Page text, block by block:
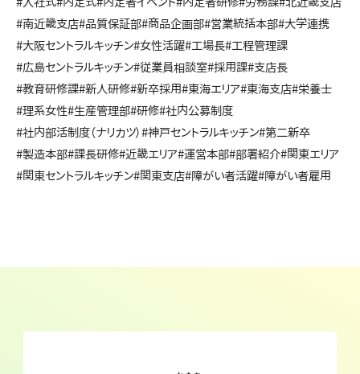
#南近畿支店#品質保証部#商品企画部#営業統括本部#大学連携
#大阪セントラルキッチン#女性活躍#工場長#工程管理課
#広島セントラルキッチン#従業員相談室#採用課#支店長
#教育研修課#新人研修#新卒採用#東海エリア#東海支店#栄養士
#理系女性#生産管理部#研修#社内公募制度
#社内部活制度（ナリカツ） #神戸セントラルキッチン#第二新卒
#製造本部#課長研修#近畿エリア#運営本部#部署紹介#関東エリア
#関東セントラルキッチン#関東支店#障がい者活躍#障がい者雇用